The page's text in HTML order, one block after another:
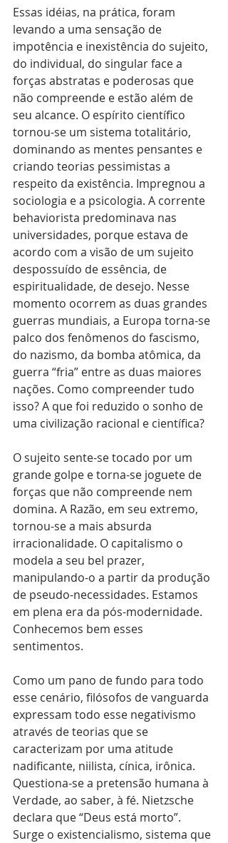
Essas idéias, na prática, foram
levando a uma sensação de
impotência e inexistência do sujeito,
do individual, do singular face a
forças abstratas e poderosas que
não compreende e estão além de
seu alcance. O espírito científico
tornou-se um sistema totalitário,
dominando as mentes pensantes e
criando teorias pessimistas a
respeito da existência. Impregnou a
sociologia e a psicologia. A corrente
behaviorista predominava nas
universidades, porque estava de
acordo com a visão de um sujeito
despossuído de essência, de
espiritualidade, de desejo. Nesse
momento ocorrem as duas grandes
guerras mundiais, a Europa torna-se
palco dos fenômenos do fascismo,
do nazismo, da bomba atômica, da
guerra “fria” entre as duas maiores
nações. Como compreender tudo
isso? A que foi reduzido o sonho de
uma civilização racional e científica?
O sujeito sente-se tocado por um
grande golpe e torna-se joguete de
forças que não compreende nem
domina. A Razão, em seu extremo,
tornou-se a mais absurda
irracionalidade. O capitalismo o
modela a seu bel prazer,
manipulando-o a partir da produção
de pseudo-necessidades. Estamos
em plena era da pós-modernidade.
Conhecemos bem esses
sentimentos.
Como um pano de fundo para todo
esse cenário, filósofos de vanguarda
expressam todo esse negativismo
através de teorias que se
caracterizam por uma atitude
nadificante, niilista, cínica, irônica.
Questiona-se a pretensão humana à
Verdade, ao saber, à fé. Nietzsche
declara que “Deus está morto”.
Surge o existencialismo, sistema que